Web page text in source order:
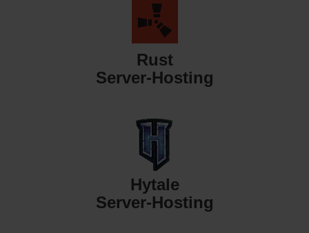
Rust
Server-Hosting
Hytale
Server-Hosting